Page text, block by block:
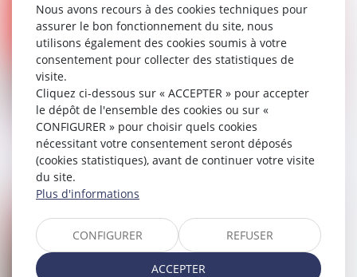
QPC : destruction des échantillons de
produits stupéfiants
24/11/2023
Droit pénal
Nous avons recours à des cookies techniques pour
assurer le bon fonctionnement du site, nous
utilisons également des cookies soumis à votre
consentement pour collecter des statistiques de
visite.
Cliquez ci-dessous sur « ACCEPTER » pour accepter
le dépôt de l'ensemble des cookies ou sur «
CONFIGURER » pour choisir quels cookies
nécessitant votre consentement seront déposés
(cookies statistiques), avant de continuer votre visite
du site.
Plus d'informations
CONFIGURER REFUSER
ACCEPTER